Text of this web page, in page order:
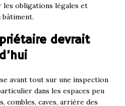
les obligations légales et
bâtiment.
devrait
avant tout sur une inspection
dans les espaces peu
combles, caves, arrière des